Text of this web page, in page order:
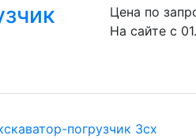
Цена по
На сайте с
погрузчик 3cx